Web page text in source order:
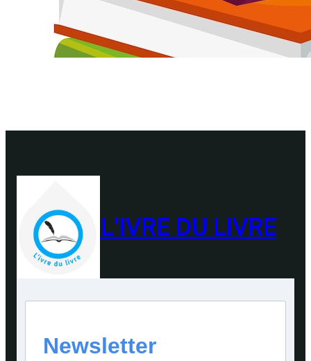
L'IVRE DU LIVRE
Newsletter